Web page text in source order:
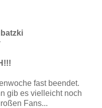
fast beendet.
gib es vielleicht noch
Fans...